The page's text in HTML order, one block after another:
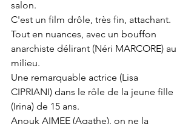
salon.
C'est un film drôle, très fin, attachant.
Tout en nuances, avec un bouffon
anarchiste délirant (Néri MARCORE) au
milieu.
Une remarquable actrice (Lisa
CIPRIANI) dans le rôle de la jeune fille
(Irina) de 15 ans.
Anouk AIMEE (Agathe), on ne la